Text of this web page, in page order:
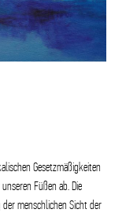
Gesetzmäßigkeiten
Füßen ab. Die
menschlichen Sicht der